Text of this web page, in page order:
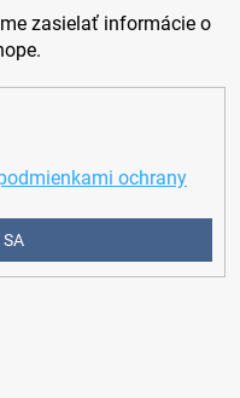
zasielať informácie o
ochrany